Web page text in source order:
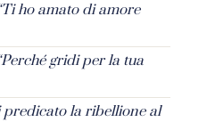
ho amato di amore
gridi per la tua
predicato la ribellione al